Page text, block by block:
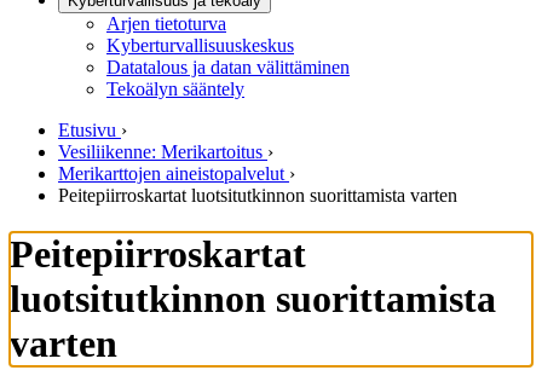
Arjen tietoturva
Kyberturvallisuuskeskus
Datatalous ja datan välittäminen
Tekoälyn sääntely
Etusivu ›
Vesiliikenne: Merikartoitus ›
Merikarttojen aineistopalvelut ›
Peitepiirroskartat luotsitutkinnon suorittamista varten
Peitepiirroskartat
luotsitutkinnon suorittamista
varten